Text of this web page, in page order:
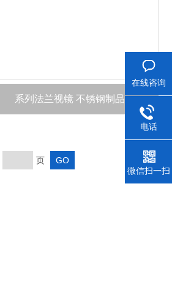
系列法兰视镜 不锈钢制品
页
在线咨询
电话
微信扫一扫